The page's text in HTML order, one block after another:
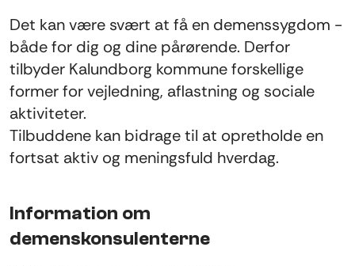
Det kan være svært at få en demenssygdom -
både for dig og dine pårørende. Derfor
tilbyder Kalundborg kommune forskellige
former for vejledning, aflastning og sociale
aktiviteter.
Tilbuddene kan bidrage til at opretholde en
fortsat aktiv og meningsfuld hverdag.
Information om
demenskonsulenterne